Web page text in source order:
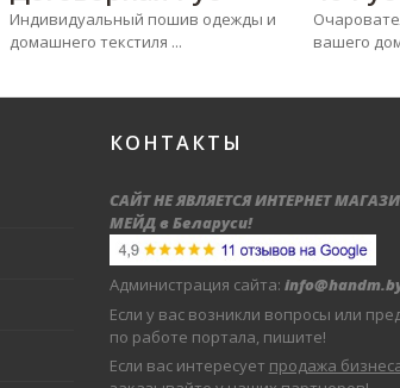
Индивидуальный пошив одежды и
домашнего текстиля ...
вашего
КОНТАКТЫ
САЙТ НЕ ЯВЛЯЕТСЯ ИНТЕРНЕТ
МЕЙД в Беларуси!
Администрация сайта:
Если у вас возникли вопросы или
по работе портала, пишите!
Если вас интересует продажа